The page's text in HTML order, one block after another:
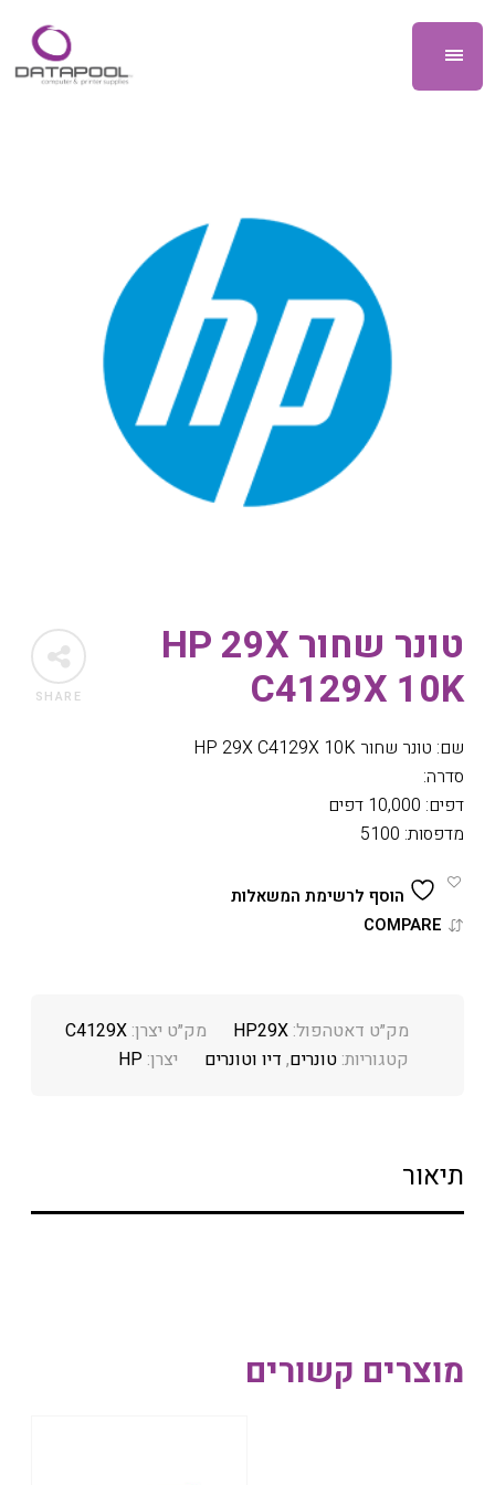
SHARE
טונר שחור HP 29X
C4129X 10K
שם: טונר שחור HP 29X C4129X 10K
סדרה:
דפים: 10,000 דפים
מדפסות: 5100
הוסף לרשימת המשאלות
COMPARE
מק״ט דאטהפול:HP29X מק״ט יצרן:C4129X
קטגוריות:טונרים, דיו וטונרים יצרן:HP
תיאור
מוצרים קשורים